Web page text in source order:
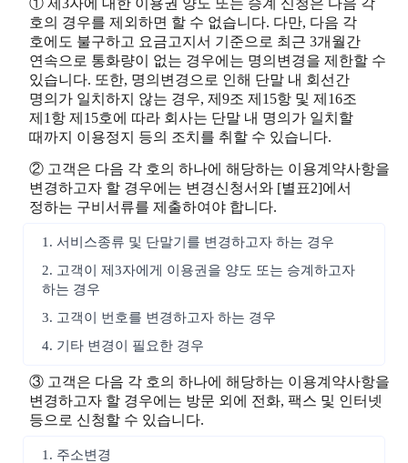
① 제3자에 대한 이용권 양도 또는 승계 신청은 다음 각
호의 경우를 제외하면 할 수 없습니다. 다만, 다음 각
호에도 불구하고 요금고지서 기준으로 최근 3개월간
연속으로 통화량이 없는 경우에는 명의변경을 제한할 수
있습니다. 또한, 명의변경으로 인해 단말 내 회선간
명의가 일치하지 않는 경우, 제9조 제15항 및 제16조
제1항 제15호에 따라 회사는 단말 내 명의가 일치할
때까지 이용정지 등의 조치를 취할 수 있습니다.
② 고객은 다음 각 호의 하나에 해당하는 이용계약사항을
변경하고자 할 경우에는 변경신청서와 [별표2]에서
정하는 구비서류를 제출하여야 합니다.
1. 서비스종류 및 단말기를 변경하고자 하는 경우
2. 고객이 제3자에게 이용권을 양도 또는 승계하고자
하는 경우
3. 고객이 번호를 변경하고자 하는 경우
4. 기타 변경이 필요한 경우
③ 고객은 다음 각 호의 하나에 해당하는 이용계약사항을
변경하고자 할 경우에는 방문 외에 전화, 팩스 및 인터넷
등으로 신청할 수 있습니다.
1. 주소변경